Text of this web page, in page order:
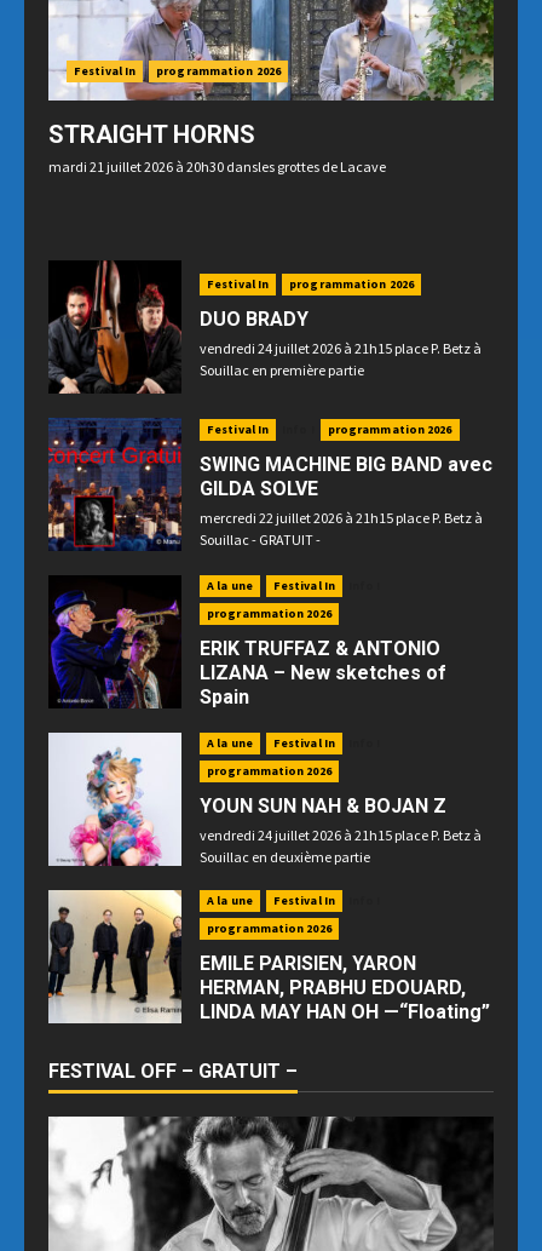
Festival In programmation 2026
STRAIGHT HORNS
mardi 21 juillet 2026 à 20h30 dansles grottes de Lacave
Festival In programmation 2026
DUO BRADY
vendredi 24 juillet 2026 à 21h15 place P. Betz à
Souillac en première partie
Festival In programmation 2026
SWING MACHINE BIG BAND avec
GILDA SOLVE
mercredi 22 juillet 2026 à 21h15 place P. Betz à
Souillac - GRATUIT -
A la une Festival In
programmation 2026
ERIK TRUFFAZ & ANTONIO
LIZANA – New sketches of
Spain
Congrès en raison des prévisions météo
A la une Festival In
programmation 2026
YOUN SUN NAH & BOJAN Z
vendredi 24 juillet 2026 à 21h15 place P. Betz à
Souillac en deuxième partie
A la une Festival In
programmation 2026
EMILE PARISIEN, YARON
HERMAN, PRABHU EDOUARD,
LINDA MAY HAN OH —“Floating”
Souillac
FESTIVAL OFF – GRATUIT –